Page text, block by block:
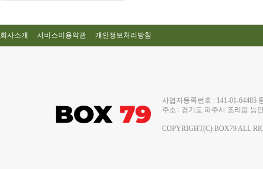
회사소개 서비스이용약관 개인정보처리방침
사업자등록번호 : 141-01-
주소 : 경기도 파주시 조리읍 능
COPYRIGHT(C) BOX79 ALL